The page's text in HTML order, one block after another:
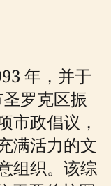
年，并于
罗克区振
市政倡议，
满活力的文
组织。该综